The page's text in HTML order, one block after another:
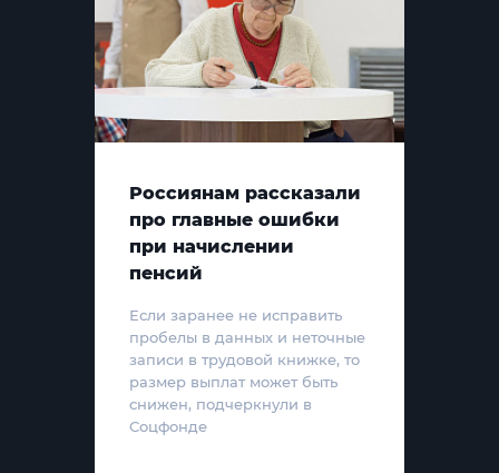
Россиянам рассказали
про главные ошибки
при начислении
пенсий
Если заранее не исправить
пробелы в данных и неточные
записи в трудовой книжке, то
размер выплат может быть
снижен, подчеркнули в
Соцфонде